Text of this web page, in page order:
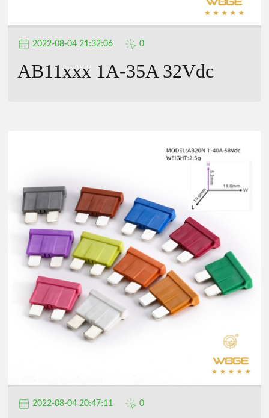
2022-08-04 21:32:06 0
AB11xxx 1A-35A 32Vdc
2022-08-04 20:47:11 0